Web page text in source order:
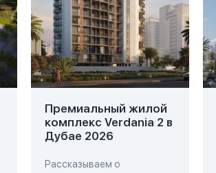
Премиальный жилой
комплекс Verdania 2 в
Дубае 2026
Рассказываем о